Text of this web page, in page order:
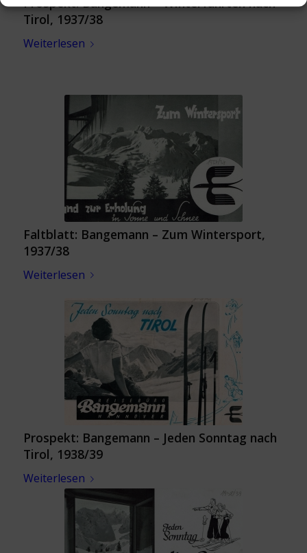
Tirol, 1937/38
Weiterlesen
Faltblatt: Bangemann – Zum Wintersport,
1937/38
Weiterlesen
Prospekt: Bangemann – Jeden Sonntag nach
Tirol, 1938/39
Weiterlesen